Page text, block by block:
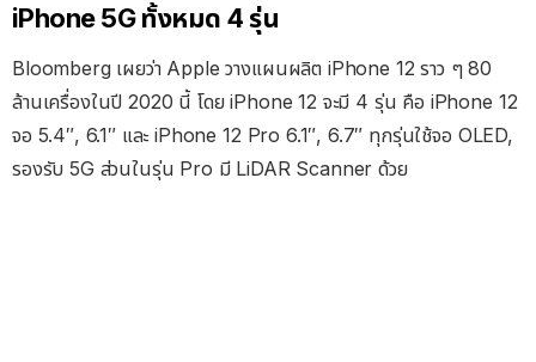
iPhone 5G ทั้งหมด 4 รุ่น
Bloomberg เผยว่า Apple วางแผนผลิต iPhone 12 ราว ๆ 80
ล้านเครื่องในปี 2020 นี้ โดย iPhone 12 จะมี 4 รุ่น คือ iPhone 12
จอ 5.4″, 6.1″ และ iPhone 12 Pro 6.1″, 6.7″ ทุกรุ่นใช้จอ OLED,
รองรับ 5G ส่วนในรุ่น Pro มี LiDAR Scanner ด้วย